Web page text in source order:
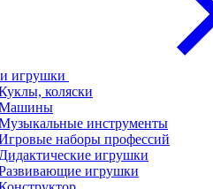
игрушки
коляски
инструменты
наборы профессий
Дидактические игрушки
игрушки